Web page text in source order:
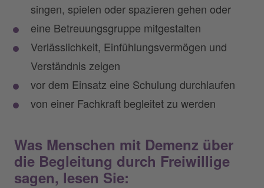
singen, spielen oder spazieren gehen oder
eine Betreuungsgruppe mitgestalten
Verlässlichkeit, Einfühlungsvermögen und
Verständnis zeigen
vor dem Einsatz eine Schulung durchlaufen
von einer Fachkraft begleitet zu werden
Was Menschen mit Demenz über
die Begleitung durch Freiwillige
sagen, lesen Sie: